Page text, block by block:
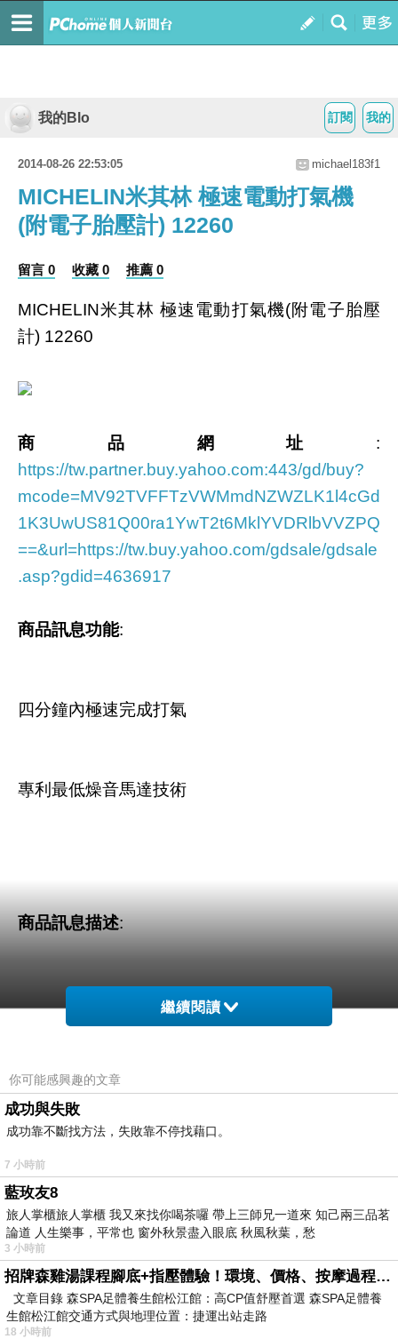
我的
訂閱
我的Blo
2014-08-26 22:53:05 michael183f1
MICHELIN米其林 極速電動打氣機
(附電子胎壓計) 12260
留言 0 收藏 0 推薦 0
MICHELIN米其林 極速電動打氣機(附電子胎壓
計) 12260
商品網址 :
https://tw.partner.buy.yahoo.com:443/gd/buy?
mcode=MV92TVFFTzVWMmdNZWZLK1l4cGd
1K3UwUS81Q00ra1YwT2t6MklYVDRlbVVZPQ
==&url=https://tw.buy.yahoo.com/gdsale/gdsale
.asp?gdid=4636917
商品訊息功能:
四分鐘內極速完成打氣
專利最低燥音馬達技術
商品訊息描述:
MICHELIN米其林 極速電動打氣機(附電子胎壓
繼續閱讀
你可能感興趣的文章
成功與失敗
成功靠不斷找方法，失敗靠不停找藉口。
7 小時前
藍玫友8
旅人掌櫃旅人掌櫃 我又來找你喝茶囉 帶上三師兄一道來 知己兩三品茗
論道 人生樂事，平常也 窗外秋景盡入眼底 秋風秋葉，愁
3 小時前
招牌森雞湯課程腳底+指壓體驗！環境、價格、按摩過程全紀錄，森SPA足體養生館松江館最新價格表
文章目錄 森SPA足體養生館松江館：高CP值舒壓首選 森SPA足體養
生館松江館交通方式與地理位置：捷運出站走路
18 小時前